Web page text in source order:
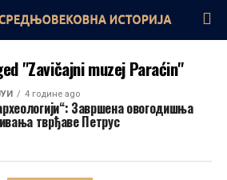
"Zavičajni muzej Paraćin"
4 године ago
Завршена овогодишња
тврђаве Петрус